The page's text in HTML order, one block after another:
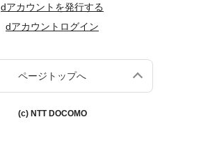
dアカウントを発行する
dアカウントログイン
ページトップへ
(c) NTT DOCOMO